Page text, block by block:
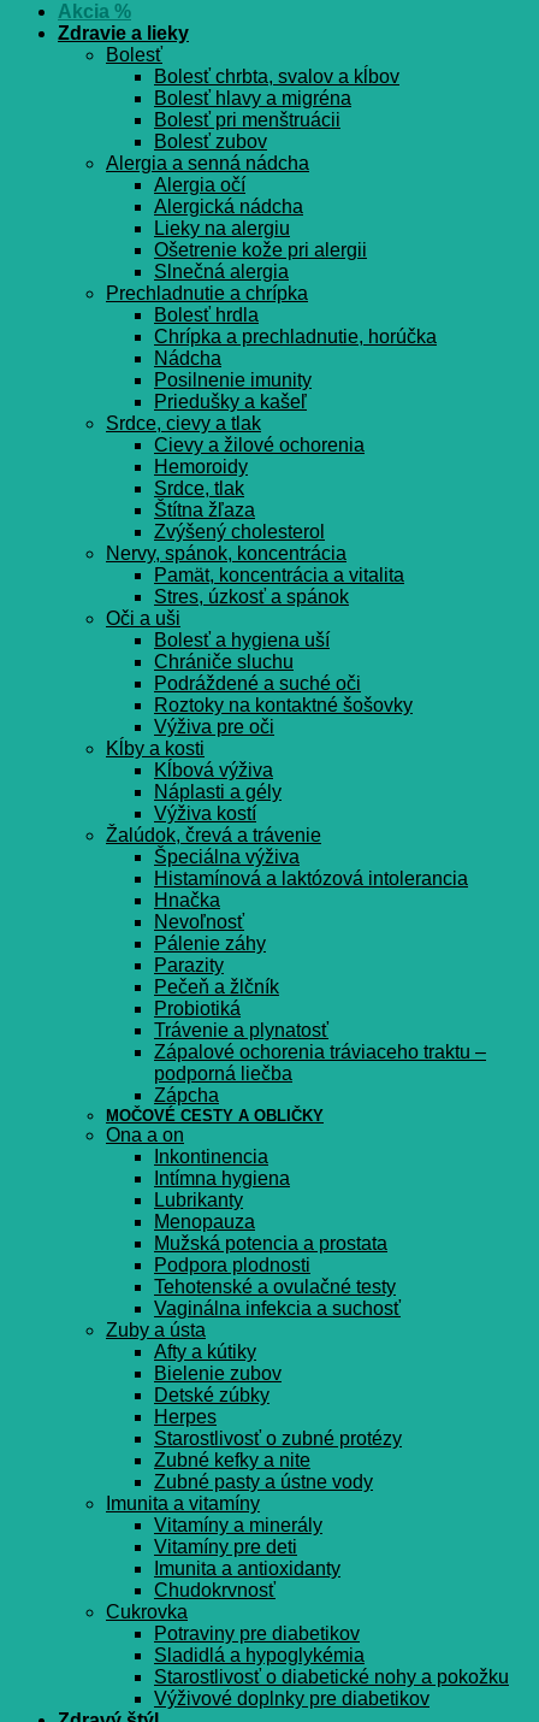
Akcia %
Zdravie a lieky
Bolesť
Bolesť chrbta, svalov a kĺbov
Bolesť hlavy a migréna
Bolesť pri menštruácii
Bolesť zubov
Alergia a senná nádcha
Alergia očí
Alergická nádcha
Lieky na alergiu
Ošetrenie kože pri alergii
Slnečná alergia
Prechladnutie a chrípka
Bolesť hrdla
Chrípka a prechladnutie, horúčka
Nádcha
Posilnenie imunity
Priedušky a kašeľ
Srdce, cievy a tlak
Cievy a žilové ochorenia
Hemoroidy
Srdce, tlak
Štítna žľaza
Zvýšený cholesterol
Nervy, spánok, koncentrácia
Pamät, koncentrácia a vitalita
Stres, úzkosť a spánok
Oči a uši
Bolesť a hygiena uší
Chrániče sluchu
Podráždené a suché oči
Roztoky na kontaktné šošovky
Výživa pre oči
Kĺby a kosti
Kĺbová výživa
Náplasti a gély
Výživa kostí
Žalúdok, črevá a trávenie
Špeciálna výživa
Histamínová a laktózová intolerancia
Hnačka
Nevoľnosť
Pálenie záhy
Parazity
Pečeň a žlčník
Probiotiká
Trávenie a plynatosť
Zápalové ochorenia tráviaceho traktu –
podporná liečba
Zápcha
MOČOVÉ CESTY A OBLIČKY
Ona a on
Inkontinencia
Intímna hygiena
Lubrikanty
Menopauza
Mužská potencia a prostata
Podpora plodnosti
Tehotenské a ovulačné testy
Vaginálna infekcia a suchosť
Zuby a ústa
Afty a kútiky
Bielenie zubov
Detské zúbky
Herpes
Starostlivosť o zubné protézy
Zubné kefky a nite
Zubné pasty a ústne vody
Imunita a vitamíny
Vitamíny a minerály
Vitamíny pre deti
Imunita a antioxidanty
Chudokrvnosť
Cukrovka
Potraviny pre diabetikov
Sladidlá a hypoglykémia
Starostlivosť o diabetické nohy a pokožku
Výživové doplnky pre diabetikov